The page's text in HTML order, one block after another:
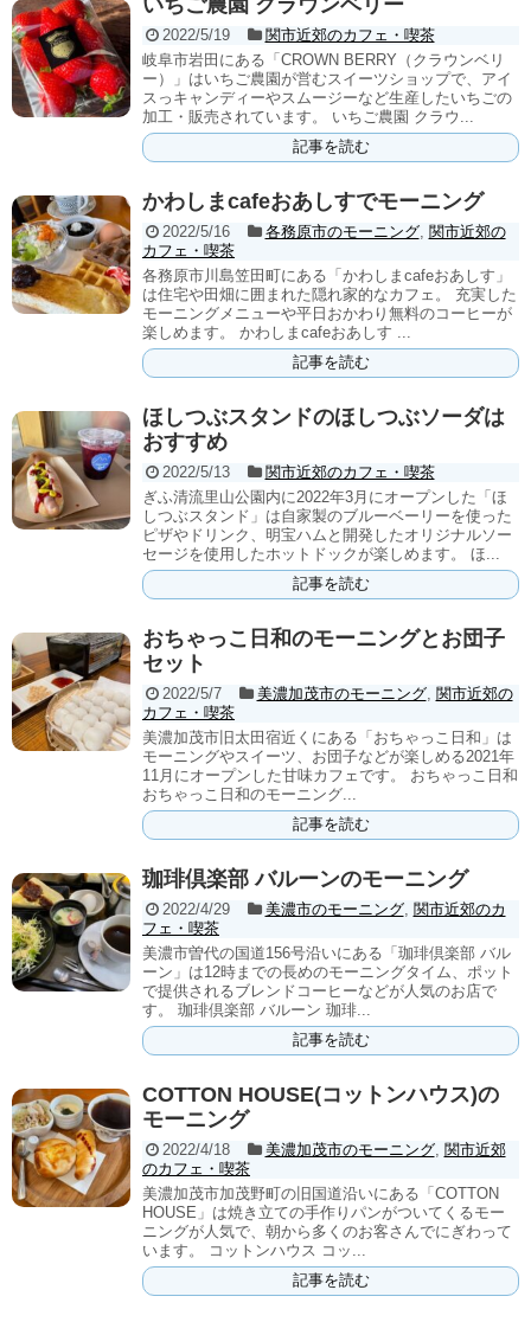
いちご農園 クラウンベリー
2022/5/19
関市近郊のカフェ・喫茶
岐阜市岩田にある「CROWN BERRY（クラウンベリ
ー）」はいちご農園が営むスイーツショップで、アイ
スっキャンディーやスムージーなど生産したいちごの
加工・販売されています。 いちご農園 クラウ...
記事を読む
かわしまcafeおあしすでモーニング
2022/5/16 各務原市のモーニング, 関市近郊の
カフェ・喫茶
各務原市川島笠田町にある「かわしまcafeおあしす」
は住宅や田畑に囲まれた隠れ家的なカフェ。 充実した
モーニングメニューや平日おかわり無料のコーヒーが
楽しめます。 かわしまcafeおあしす ...
記事を読む
ほしつぶスタンドのほしつぶソーダは
おすすめ
2022/5/13
関市近郊のカフェ・喫茶
ぎふ清流里山公園内に2022年3月にオープンした「ほ
しつぶスタンド」は自家製のブルーベーリーを使った
ピザやドリンク、明宝ハムと開発したオリジナルソー
セージを使用したホットドックが楽しめます。 ほ...
記事を読む
おちゃっこ日和のモーニングとお団子
セット
2022/5/7 美濃加茂市のモーニング, 関市近郊の
カフェ・喫茶
美濃加茂市旧太田宿近くにある「おちゃっこ日和」は
モーニングやスイーツ、お団子などが楽しめる2021年
11月にオープンした甘味カフェです。 おちゃっこ日和
おちゃっこ日和のモーニング...
記事を読む
珈琲倶楽部 バルーンのモーニング
2022/4/29 美濃市のモーニング, 関市近郊のカ
フェ・喫茶
美濃市曽代の国道156号沿いにある「珈琲倶楽部 バル
ーン」は12時までの長めのモーニングタイム、ポット
で提供されるブレンドコーヒーなどが人気のお店で
す。 珈琲倶楽部 バルーン 珈琲...
記事を読む
COTTON HOUSE(コットンハウス)の
モーニング
2022/4/18 美濃加茂市のモーニング, 関市近郊
のカフェ・喫茶
美濃加茂市加茂野町の旧国道沿いにある「COTTON
HOUSE」は焼き立ての手作りパンがついてくるモー
ニングが人気で、朝から多くのお客さんでにぎわって
います。 コットンハウス コッ...
記事を読む